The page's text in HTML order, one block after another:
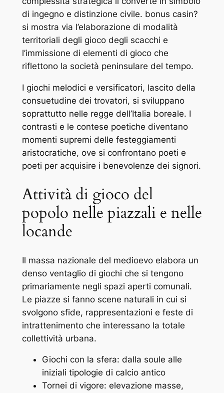
di ingegno e distinzione civile. bonus casin?
si mostra via l’elaborazione di modalità
territoriali degli gioco degli scacchi e
l’immissione di elementi di gioco che
riflettono la società peninsulare del tempo.
I giochi melodici e versificatori, lascito della
consuetudine dei trovatori, si sviluppano
soprattutto nelle regge dell’Italia boreale. I
contrasti e le contese poetiche diventano
momenti supremi delle festeggiamenti
aristocratiche, ove si confrontano poeti e
poeti per acquisire i benevolenze dei signori.
Attività di gioco del
popolo nelle piazzali e nelle
locande
Il massa nazionale del medioevo elabora un
denso ventaglio di giochi che si tengono
primariamente negli spazi aperti comunali.
Le piazze si fanno scene naturali in cui si
svolgono sfide, rappresentazioni e feste di
intrattenimento che interessano la totale
collettività urbana.
Giochi con la sfera: dalla soule alle
iniziali tipologie di calcio antico
Tornei di vigore: elevazione masse,